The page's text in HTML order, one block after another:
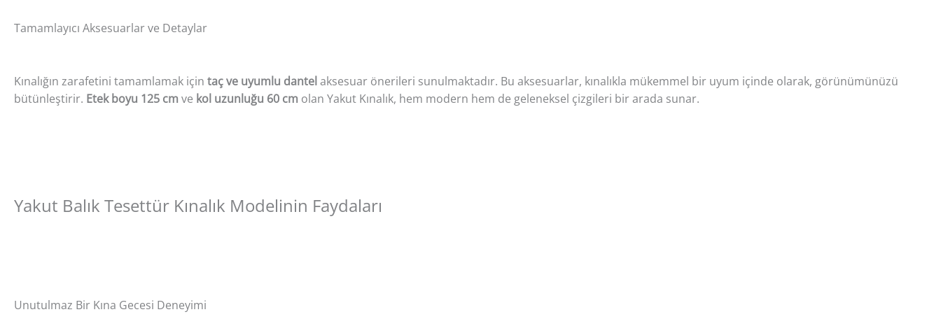
Tamamlayıcı Aksesuarlar ve Detaylar
Kınalığın zarafetini tamamlamak için taç ve uyumlu dantel aksesuar önerileri sunulmaktadır. Bu aksesuarlar, kınalıkla mükemmel bir uyum içinde olarak, görünümünüzü
bütünleştirir. Etek boyu 125 cm ve kol uzunluğu 60 cm olan Yakut Kınalık, hem modern hem de geleneksel çizgileri bir arada sunar.
Yakut Balık Tesettür Kınalık Modelinin Faydaları
Unutulmaz Bir Kına Gecesi Deneyimi